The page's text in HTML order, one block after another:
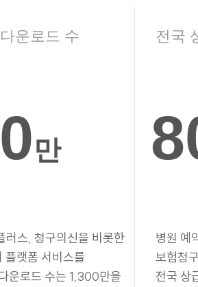
운로드 수
만
러스, 청구의신을 비롯한
플랫폼 서비스를
운로드 수는 1,300만을
전국
병원 예
보험청
전국 상